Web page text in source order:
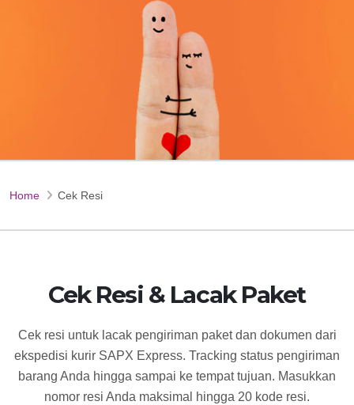
Home Cek Resi
Cek Resi & Lacak Paket
Cek resi untuk lacak pengiriman paket dan dokumen dari
ekspedisi kurir SAPX Express. Tracking status pengiriman
barang Anda hingga sampai ke tempat tujuan. Masukkan
nomor resi Anda maksimal hingga 20 kode resi.